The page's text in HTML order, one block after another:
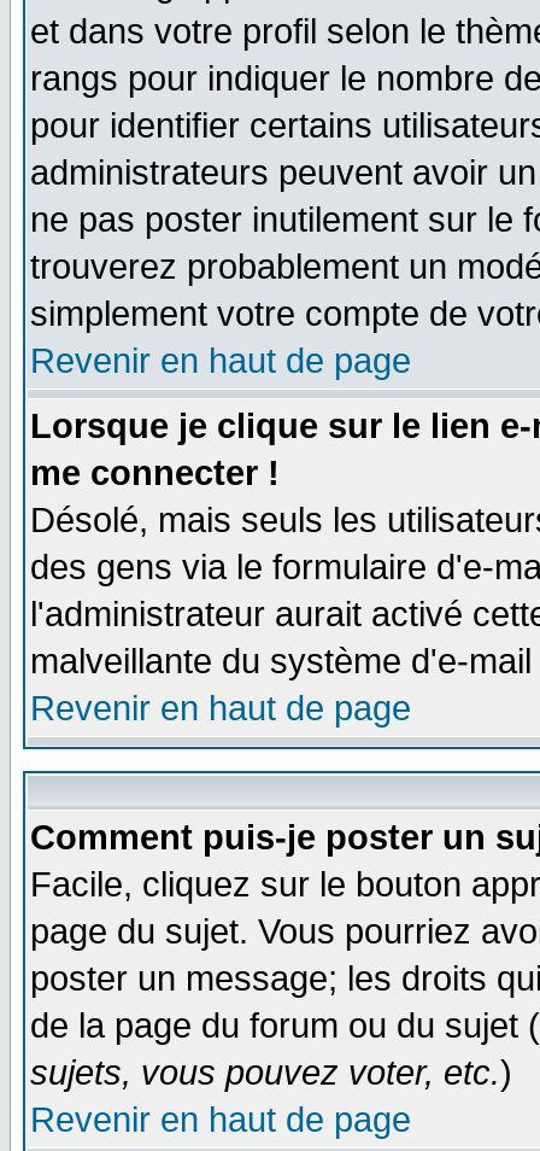
et dans votre profil selon le
rangs pour indiquer le nombre
pour identifier certains
administrateurs peuvent avoir
ne pas poster inutilement sur le
trouverez probablement un
simplement votre compte de
Revenir en haut de page
Lorsque je clique sur le lien
me connecter !
Désolé, mais seuls les
des gens via le formulaire d'e-
l'administrateur aurait activé
malveillante du système d'e-
Revenir en haut de page
Comment puis-je poster un
Facile, cliquez sur le bouton
page du sujet. Vous pourriez
poster un message; les droits
de la page du forum ou du sujet
sujets, vous pouvez voter, etc.)
Revenir en haut de page